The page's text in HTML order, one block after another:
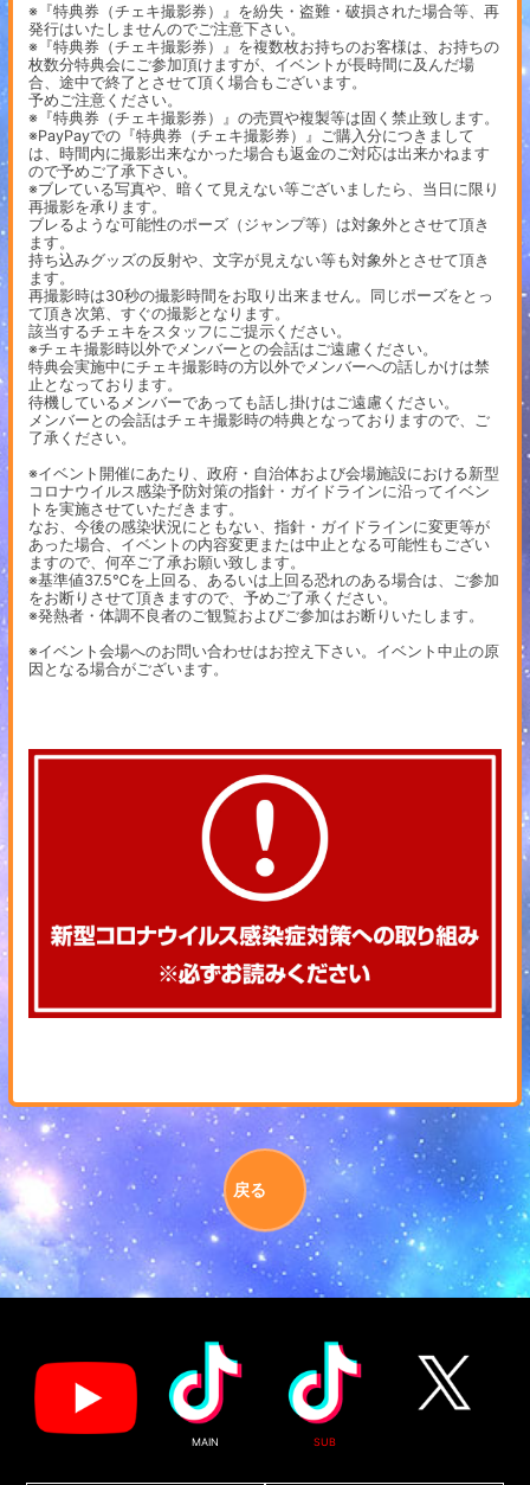
※『特典券（チェキ撮影券）』を紛失・盗難・破損された場合等、再
発行はいたしませんのでご注意下さい。
※『特典券（チェキ撮影券）』を複数枚お持ちのお客様は、お持ちの
枚数分特典会にご参加頂けますが、イベントが長時間に及んだ場
合、途中で終了とさせて頂く場合もございます。
予めご注意ください。
※『特典券（チェキ撮影券）』の売買や複製等は固く禁止致します。
※PayPayでの『特典券（チェキ撮影券）』ご購入分につきまして
は、時間内に撮影出来なかった場合も返金のご対応は出来かねます
ので予めご了承下さい。
※ブレている写真や、暗くて見えない等ございましたら、当日に限り
再撮影を承ります。
ブレるような可能性のポーズ（ジャンプ等）は対象外とさせて頂き
ます。
持ち込みグッズの反射や、文字が見えない等も対象外とさせて頂き
ます。
再撮影時は30秒の撮影時間をお取り出来ません。同じポーズをとっ
て頂き次第、すぐの撮影となります。
該当するチェキをスタッフにご提示ください。
※チェキ撮影時以外でメンバーとの会話はご遠慮ください。
特典会実施中にチェキ撮影時の方以外でメンバーへの話しかけは禁
止となっております。
待機しているメンバーであっても話し掛けはご遠慮ください。
メンバーとの会話はチェキ撮影時の特典となっておりますので、ご
了承ください。
※イベント開催にあたり、政府・自治体および会場施設における新型
コロナウイルス感染予防対策の指針・ガイドラインに沿ってイベン
トを実施させていただきます。
なお、今後の感染状況にともない、指針・ガイドラインに変更等が
あった場合、イベントの内容変更または中止となる可能性もござい
ますので、何卒ご了承お願い致します。
※基準値37.5℃を上回る、あるいは上回る恐れのある場合は、ご参加
をお断りさせて頂きますので、予めご了承ください。
※発熱者・体調不良者のご観覧およびご参加はお断りいたします。
※イベント会場へのお問い合わせはお控え下さい。イベント中止の原
因となる場合がございます。
戻る
MAIN SUB